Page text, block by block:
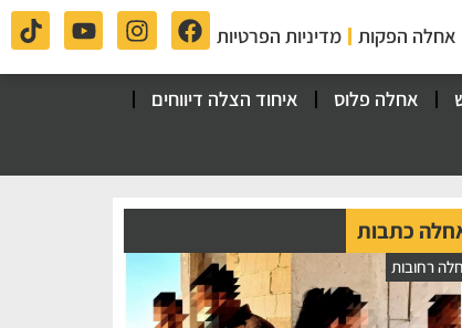
אחלה הפקות מדיניות הפרטיות
אחלה פלוס
איחוד הצלה דיווחים
כתבות
רחובות